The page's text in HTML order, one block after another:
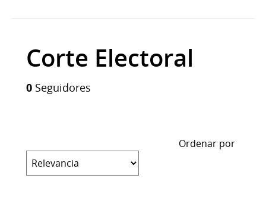
Corte Electoral
0 Seguidores
Ordenar por